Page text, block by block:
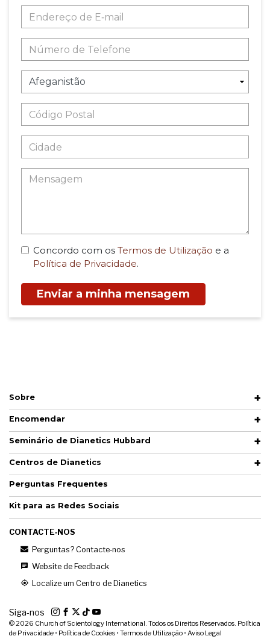
Concordo com os Termos de Utilização e a
Política de Privacidade.
Enviar a minha mensagem
Sobre
Encomendar
Seminário de Dianetics Hubbard
Centros de Dianetics
Perguntas Frequentes
Kit para as Redes Sociais
CONTACTE‑NOS
Perguntas? Contacte‑nos
Website de Feedback
Localize um Centro de Dianetics
Siga‑nos
© 2026 Church of Scientology International. Todos os Direitos Reservados. Política
de Privacidade • Política de Cookies • Termos de Utilização • Aviso Legal